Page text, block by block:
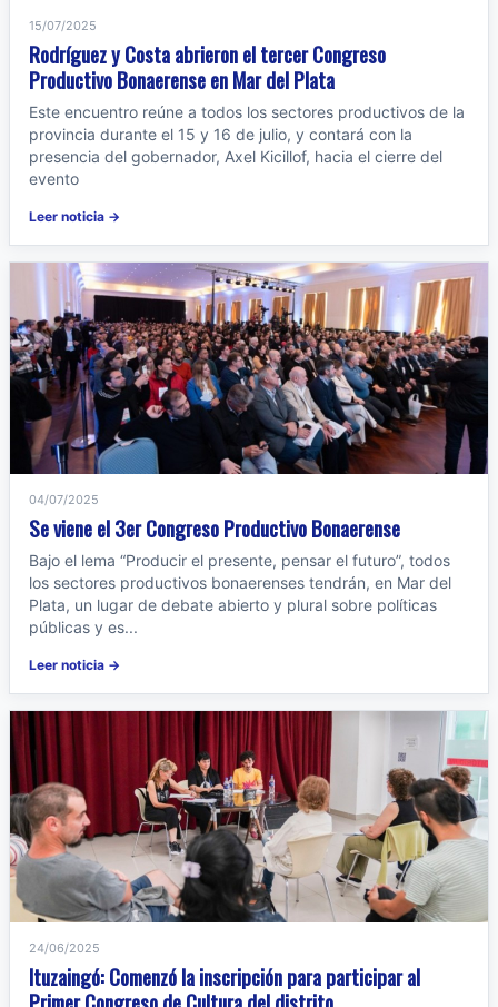
15/07/2025
Rodríguez y Costa abrieron el tercer Congreso
Productivo Bonaerense en Mar del Plata
Este encuentro reúne a todos los sectores productivos de la
provincia durante el 15 y 16 de julio, y contará con la
presencia del gobernador, Axel Kicillof, hacia el cierre del
evento
Leer noticia →
04/07/2025
Se viene el 3er Congreso Productivo Bonaerense
Bajo el lema “Producir el presente, pensar el futuro”, todos
los sectores productivos bonaerenses tendrán, en Mar del
Plata, un lugar de debate abierto y plural sobre políticas
públicas y es...
Leer noticia →
24/06/2025
Ituzaingó: Comenzó la inscripción para participar al